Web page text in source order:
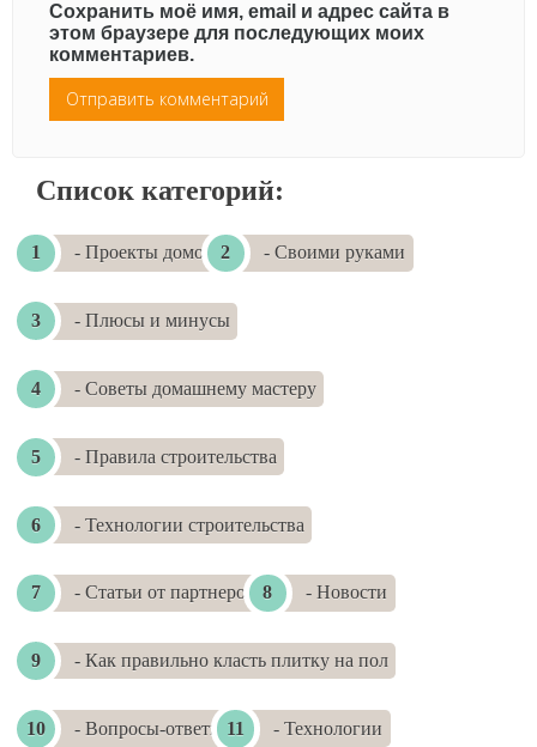
Сохранить моё имя, email и адрес сайта в
этом браузере для последующих моих
комментариев.
Список категорий:
- Проекты домов - Своими руками
- Плюсы и минусы
- Советы домашнему мастеру
- Правила строительства
- Технологии строительства
- Статьи от партнеров - Новости
- Как правильно класть плитку на пол
- Вопросы-ответы - Технологии